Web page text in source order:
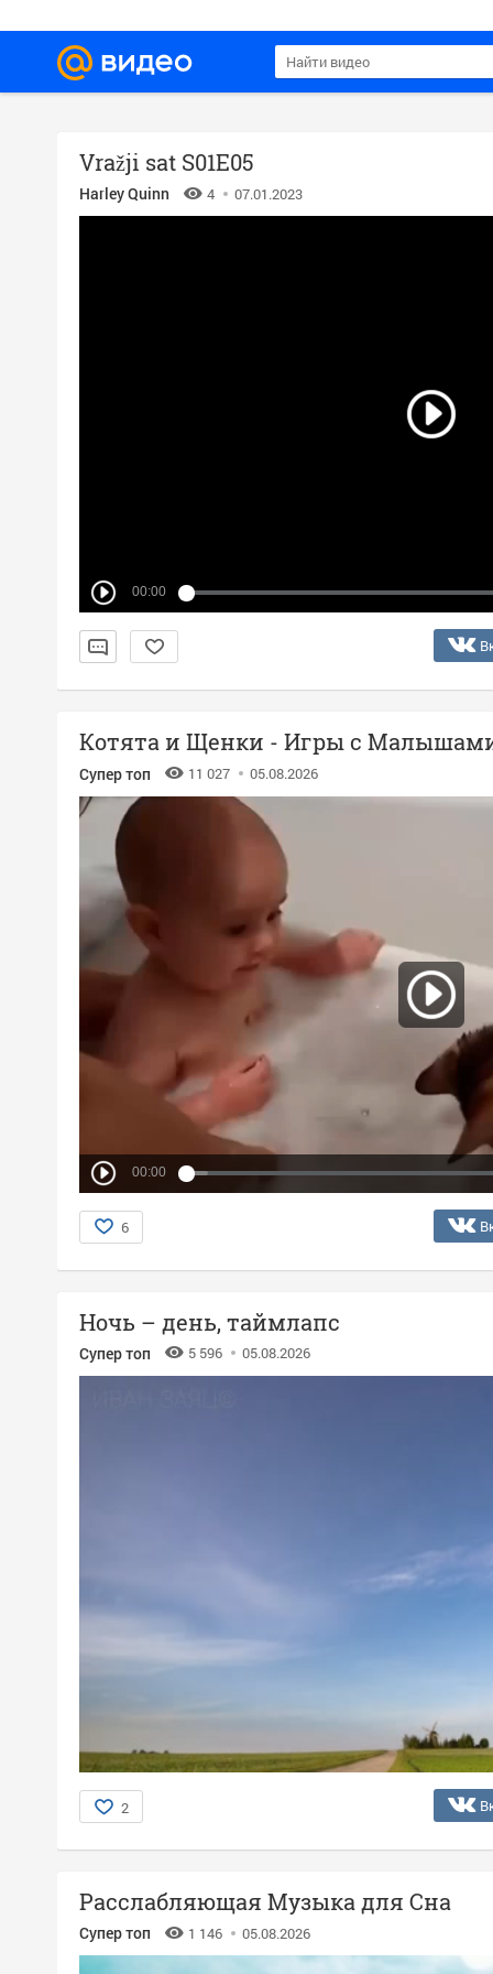
Vražji sat S01E05
Harley Quinn 4 07.01.2023
00:00
Котята и Щенки - Игры с
Супер топ 11 027 05.08.2026
00:00
6
Ночь – день, таймлапс
Супер топ 5 596 05.08.2026
2
Расслабляющая Музыка для Сна
Супер топ 1 146 05.08.2026